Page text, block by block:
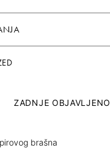
ZADNJE OBJAVLJENO
brašna